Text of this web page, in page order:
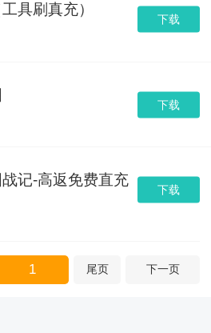
下载
具刷真充）
下载
下载
记-高返免费直充
1 尾页 下一页